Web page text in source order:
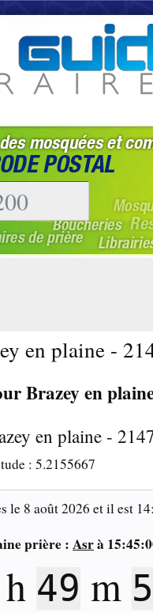
en plaine -
Brazey en
en plaine -
: 5.2155667
le 8 août 2026 et il est
prière : Asrà
h 49 m